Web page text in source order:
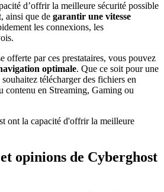
d’offrir la meilleure sécurité possible
ainsi que de garantir une vitesse
les connexions, les
offerte par ces prestataires, vous pouvez
optimale. Que ce soit pour une
télécharger des fichiers en
contenu en Streaming, Gaming ou
opinions de Cyberghost